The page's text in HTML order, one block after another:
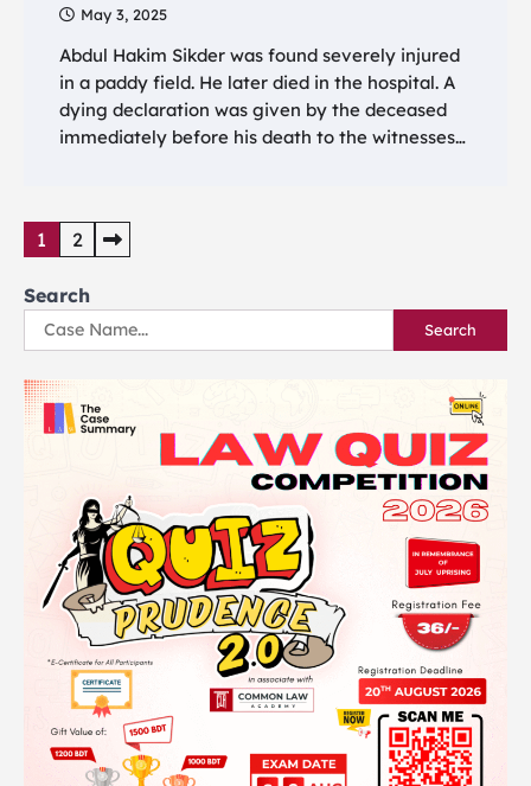
May 3, 2025
Abdul Hakim Sikder was found severely injured
in a paddy field. He later died in the hospital. A
dying declaration was given by the deceased
immediately before his death to the witnesses…
Posts
1 2
Search
Search